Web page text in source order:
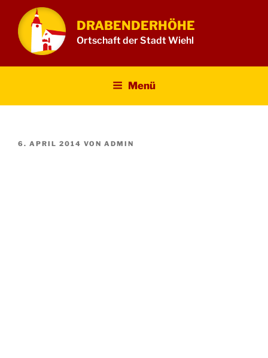
Inhalt
springen
DRABENDERHÖHE
Ortschaft der Stadt Wiehl
Menü
VERÖFFENTLICHT
6. APRIL 2014 VON ADMIN